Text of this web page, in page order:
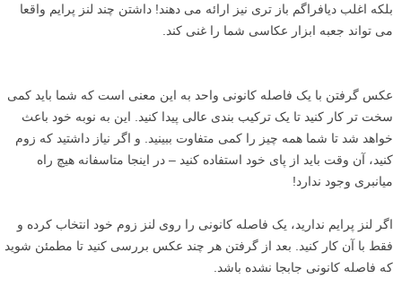
بلکه اغلب دیافراگم باز تری نیز ارائه می دهند! داشتن چند لنز پرایم واقعا
می تواند جعبه ابزار عکاسی شما را غنی کند.